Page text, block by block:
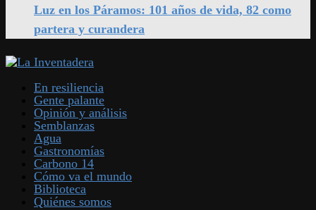
Luz en los Páramos: 101 años de vida, 82 como
partera y curandera
En resiliencia
Gente palante
Opinión y análisis
Semblanzas
Agua
Gastronomías
Carbono 14
Cómo va el mundo
Biblioteca
Quiénes somos